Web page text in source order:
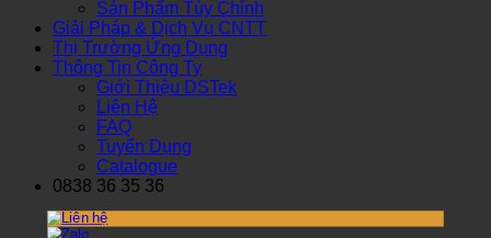
Sản Phẩm Tùy Chỉnh
Giải Pháp & Dịch Vụ CNTT
Thị Trường Ứng Dụng
Thông Tin Công Ty
Giới Thiệu DSTek
Liên Hệ
FAQ
Tuyển Dụng
Catalogue
0838 36 35 36